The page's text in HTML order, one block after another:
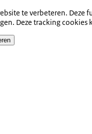
te verbeteren.
Deze tracking cookies